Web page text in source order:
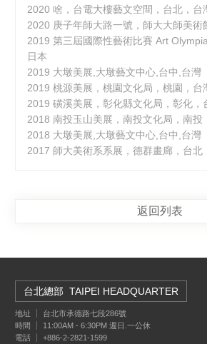
2020 啥，台電大樓藝文空間，台北，台
2020 庚子年師大路一號，師大大師美術
2019 第三屆國際性藝術比賽 Art
日本
2019 大墩美展,大墩藝文中心,台中,台灣
2019 桃源美展，桃園文化局，桃園，台
2019 磺溪美展，彰化縣文化局，彰化，
2018 南投玉山美展，南投文化局，南投
2018 大墩美展,大墩藝文中心,台中,台灣
2017 師大美術系系展，德群畫廊，台北
返回列表
台北總部 TAIPEI HEADQUARTER
地址
台北市承德路七段286號
時間
11:00AM - 6:30PM 週日.一公休
電話
+886-2-2821-1599